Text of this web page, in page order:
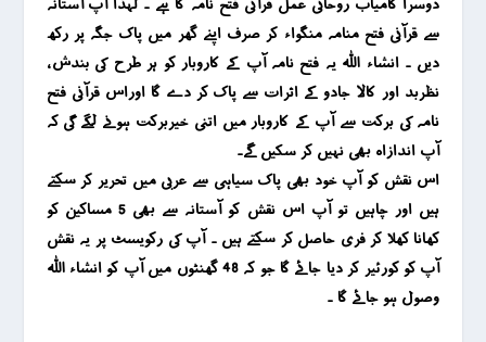
سے قرآنی فتح منامہ منگواء کر صرف اپنے گھر میں پاک جگہ پر رکھ
دیں ۔ انشاء اللہ یہ فتح نامہ آپ کے کاروبار کو ہر طرح کی بندش ،
نظربد اور کالا جادو کے اثرات سے پاک کر دے گا اوراس قرآنی فتح
نامہ کی برکت سے آپ کے کاروبار میں اتنی خیربرکت ہونے لگے گی کہ
آپ اندازاہ بھی نہیں کر سکیں گے۔
اس نقش کو آپ خود بھی پاک سیاہی سے عربی میں تحریر کر سکتے
ہیں اور چاہیں تو آپ اس نقش کو آستانہ سے بھی 5 مساکین کو
کھانا کھلا کر فری حاصل کر سکتے ہیں ۔آپ کی رکویسٹ پر یہ نقش
آپ کو کورئیر کر دیا جائے گا جو کہ 48 گھنٹوں میں آپ کو انشاء اللہ
وصول ہو جائے گا ۔